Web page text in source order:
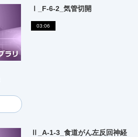
Ⅰ_F-6-2_気管切開
03:06
Ⅱ_A-1-3_食道がん左反回神経